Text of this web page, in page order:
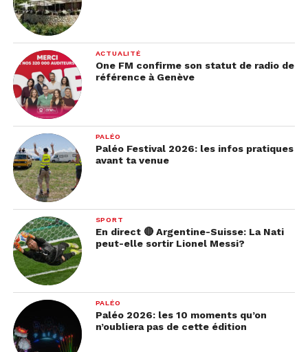
ACTUALITÉ
One FM confirme son statut de radio de
référence à Genève
PALÉO
Paléo Festival 2026: les infos pratiques
avant ta venue
SPORT
En direct 🔴 Argentine-Suisse: La Nati
peut-elle sortir Lionel Messi?
PALÉO
Paléo 2026: les 10 moments qu’on
n’oubliera pas de cette édition